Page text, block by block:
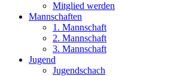
Mitglied werden
Mannschaften
1. Mannschaft
2. Mannschaft
3. Mannschaft
Jugend
Jugendschach